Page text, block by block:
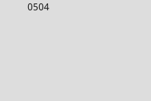
0504